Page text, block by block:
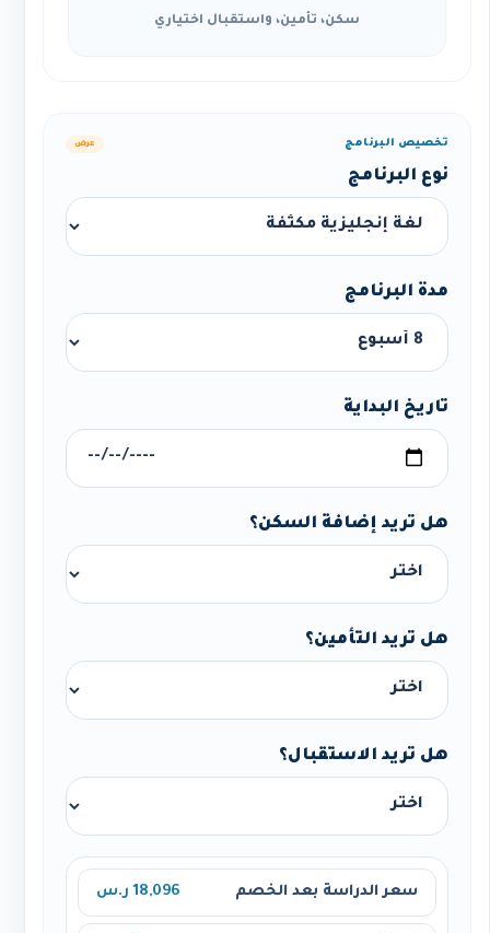
سكن، تأمين، واستقبال اختياري
تخصيص البرنامج عرض
نوع البرنامج
مدة البرنامج
تاريخ البداية
هل تريد إضافة السكن؟
هل تريد التأمين؟
هل تريد الاستقبال؟
سعر الدراسة بعد الخصم 18,096 ر.س